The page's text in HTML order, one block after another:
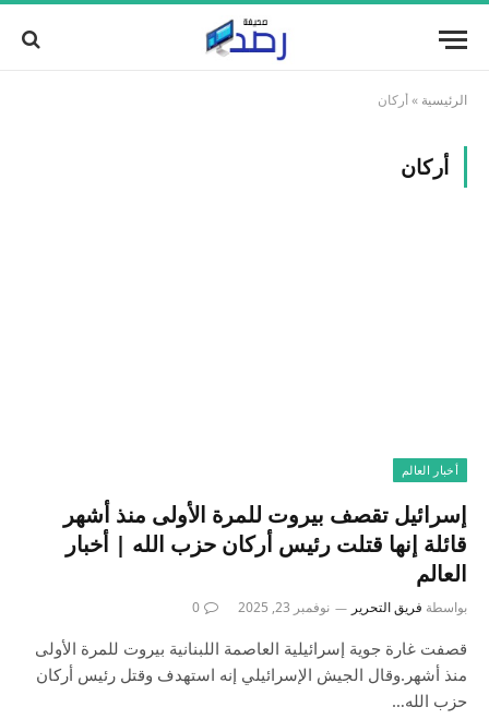
الرئيسية »أركان
أركان
أخبار العالم
إسرائيل تقصف بيروت للمرة الأولى منذ أشهر
قائلة إنها قتلت رئيس أركان حزب الله | أخبار
العالم
بواسطة فريق التحرير نوفمبر 23, 2025 0
قصفت غارة جوية إسرائيلية العاصمة اللبنانية بيروت للمرة الأولى
منذ أشهر.وقال الجيش الإسرائيلي إنه استهدف وقتل رئيس أركان
حزب الله…